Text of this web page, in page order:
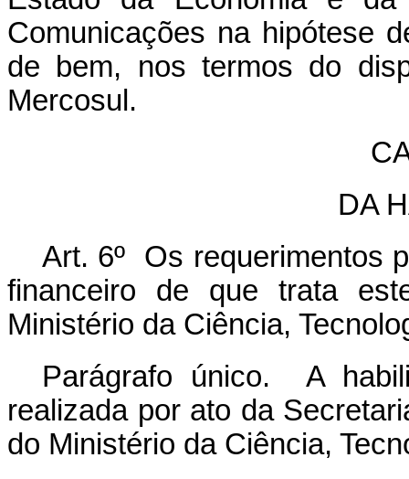
Comunicações na hipótese
de bem, nos termos do
Mercosul.
DA
Art. 6º Os requerimentos
financeiro de que trata
Ministério da Ciência,
Parágrafo único. A
realizada por ato da
do Ministério da Ciência,